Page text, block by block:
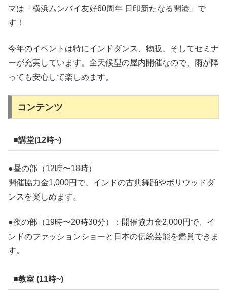
マは「横浜ムンバイ友好60周年 日印新たなる開港」で
す！
今年のイベントは特にインドダンス、物販、そしてセミナ
ーが充実しています。全天候型の屋内開催なので、雨が降
っても安心して楽しめます。
コンテンツ
■講堂(12時~)
●昼の部（12時〜18時）
開催協力金1,000円で、インドの古典舞踊やボリウッドダ
ンスを楽しめます。
●夜の部（19時〜20時30分）：開催協力金2,000円で、イ
ンドのファッションショーと日本の伝統芸能を鑑賞できま
す。
■教室 (11時~)